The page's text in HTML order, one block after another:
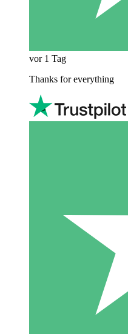
vor 1 Tag
Thanks for everything